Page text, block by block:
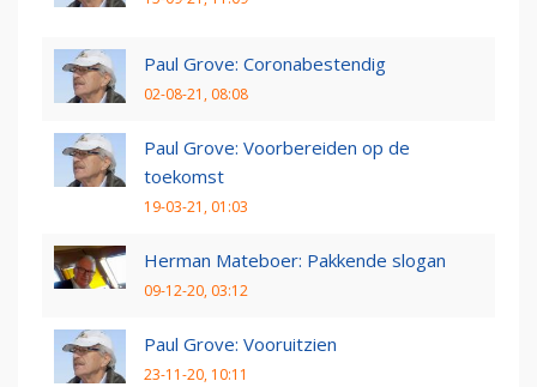
Paul Grove: Coronabestendig
02-08-21, 08:08
Paul Grove: Voorbereiden op de
toekomst
19-03-21, 01:03
Herman Mateboer: Pakkende slogan
09-12-20, 03:12
Paul Grove: Vooruitzien
23-11-20, 10:11